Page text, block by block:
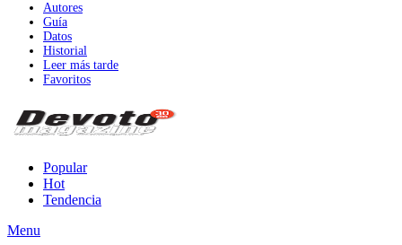
Autores
Guía
Datos
Historial
Leer más tarde
Favoritos
Popular
Hot
Tendencia
Menu